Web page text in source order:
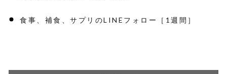
食事、補食、サプリのLINEフォロー［1週間］